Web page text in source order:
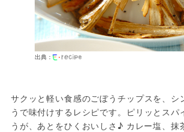
出典：
サクッと軽い食感のごぼうチップスを、シ
うで味付けするレシピです。ピリッとスパ
うが、あとをひくおいしさ♪ カレー塩、抹